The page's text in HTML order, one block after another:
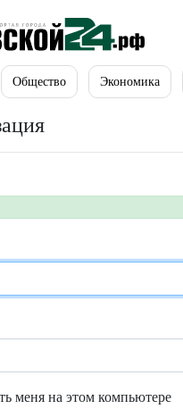
Общество Экономика
меня на этом компьютере